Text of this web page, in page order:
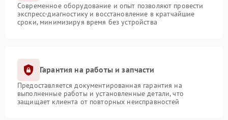
Современное оборудование и опыт позволяют провести
экспресс-диагностику и восстановление в кратчайшие
сроки, минимизируя время без устройства
Гарантия на работы и запчасти
Предоставляется документированная гарантия на
выполненные работы и установленные детали, что
защищает клиента от повторных неисправностей